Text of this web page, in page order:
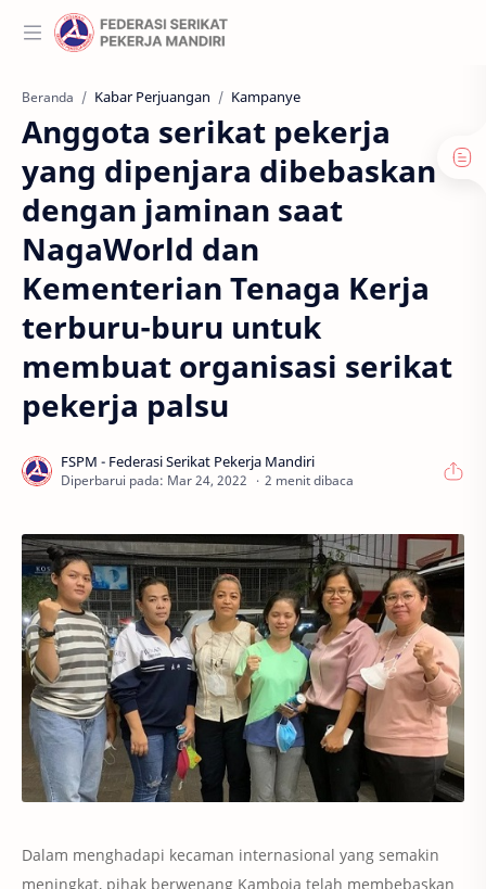
Beranda Kabar Perjuangan Kampanye
Anggota serikat pekerja
yang dipenjara dibebaskan
dengan jaminan saat
NagaWorld dan
Kementerian Tenaga Kerja
terburu-buru untuk
membuat organisasi serikat
pekerja palsu
2 menit dibaca
Dalam menghadapi kecaman internasional yang semakin
meningkat, pihak berwenang Kamboja telah membebaskan